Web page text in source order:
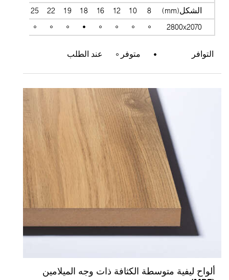
الشكل(mm)
8
10
12
16
18
19
22
25
28
2800x2070
التوافر متوفر عند الطلب
ليفية متوسطة الكثافة ذات وجه الميلامين